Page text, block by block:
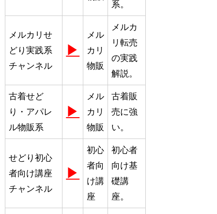
系。
メルカリせ
どり実践系
チャンネル
▶
メル
カリ
物販
メルカ
リ転売
の実践
解説。
古着せど
り・アパレ
ル物販系
▶
メル
カリ
物販
古着販
売に強
い。
せどり初心
者向け講座
チャンネル
▶
初心
者向
け講
座
初心者
向け基
礎講
座。